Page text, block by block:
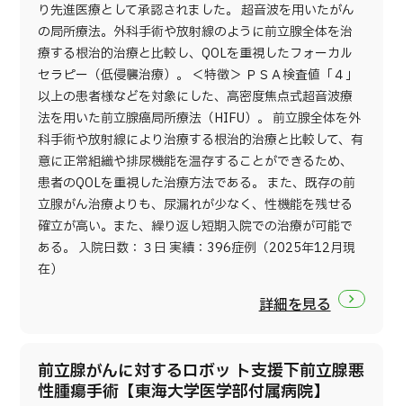
り先進医療として承認されました。 超音波を用いたがん
の局所療法。外科手術や放射線のように前立腺全体を治
療する根治的治療と比較し、QOLを重視したフォーカル
セラピー（低侵襲治療）。 ＜特徴＞ ＰＳＡ検査値「４」
以上の患者様などを対象にした、高密度焦点式超音波療
法を用いた前立腺癌局所療法（HIFU）。 前立腺全体を外
科手術や放射線により治療する根治的治療と比較して、有
意に正常組織や排尿機能を温存することができるため、
患者のQOLを重視した治療方法である。 また、既存の前
立腺がん治療よりも、尿漏れが少なく、性機能を残せる
確立が高い。また、繰り返し短期入院での治療が可能で
ある。 入院日数：３日 実績：396症例（2025年12月現
在）
詳細を見る
前立腺がんに対するロボッ ト支援下前立腺悪
性腫瘍手術【東海大学医学部付属病院】